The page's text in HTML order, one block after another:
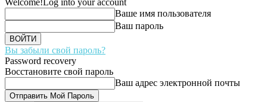
Welcome!Log into your account
Ваше имя пользователя
Ваш пароль
Вы забыли свой пароль?
Password recovery
Восстановите свой пароль
Ваш адрес электронной почты